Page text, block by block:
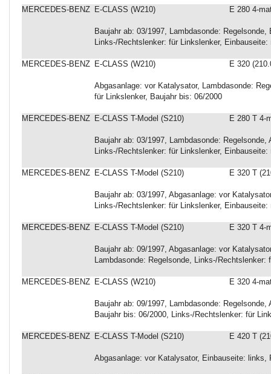
MERCEDES-BENZ E-CLASS (W210) E 280 4-
Baujahr ab: 03/1997, Lambdasonde:
Links-/Rechtslenker: für Linkslenker, Einbauseite:
MERCEDES-BENZ E-CLASS (W210) E 320
Abgasanlage: vor Katalysator, Lambdasonde:
für Linkslenker, Baujahr bis: 06/2000
MERCEDES-BENZ E-CLASS T-Model (S210) E 280 T 4-
Baujahr ab: 03/1997, Lambdasonde:
Links-/Rechtslenker: für Linkslenker, Einbauseite:
MERCEDES-BENZ E-CLASS T-Model (S210) E 320 T
Baujahr ab: 03/1997, Abgasanlage: vor
Links-/Rechtslenker: für Linkslenker, Einbauseite:
MERCEDES-BENZ E-CLASS T-Model (S210) E 320 T 4-
Baujahr ab: 09/1997, Abgasanlage: vor
Lambdasonde: Regelsonde, Links-/Rechtslenker:
MERCEDES-BENZ E-CLASS (W210) E 320 4-
Baujahr ab: 09/1997, Lambdasonde:
Baujahr bis: 06/2000, Links-/Rechtslenker: für
MERCEDES-BENZ E-CLASS T-Model (S210) E 420 T
Abgasanlage: vor Katalysator, Einbauseite: links,